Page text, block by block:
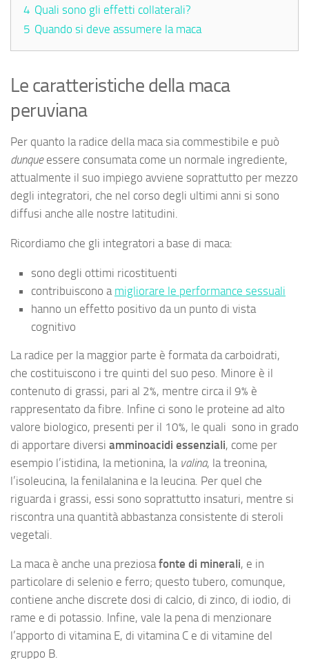
4 Quali sono gli effetti collaterali?
5 Quando si deve assumere la maca
Le caratteristiche della maca
peruviana
Per quanto la radice della maca sia commestibile e può
dunqueessere consumata come un normale ingrediente,
attualmente il suo impiego avviene soprattutto per mezzo
degli integratori, che nel corso degli ultimi anni si sono
diffusi anche alle nostre latitudini.
Ricordiamo che gli integratori a base di maca:
sono degli ottimi ricostituenti
contribuiscono a migliorare le performance sessuali
hanno un effetto positivo da un punto di vista
cognitivo
La radice per la maggior parte è formata da carboidrati,
che costituiscono i tre quinti del suo peso. Minore è il
contenuto di grassi, pari al 2%, mentre circa il 9% è
rappresentato da fibre. Infine ci sono le proteine ad alto
valore biologico, presenti per il 10%, le quali sono in grado
di apportare diversi amminoacidi essenziali, come per
esempio l’istidina, la metionina, la valina, la treonina,
l’isoleucina, la fenilalanina e la leucina. Per quel che
riguarda i grassi, essi sono soprattutto insaturi, mentre si
riscontra una quantità abbastanza consistente di steroli
vegetali.
La maca è anche una preziosafonte di minerali, e in
particolare di selenio e ferro; questo tubero, comunque,
contiene anche discrete dosi di calcio, di zinco, di iodio, di
rame e di potassio. Infine, vale la pena di menzionare
l’apporto di vitamina E, di vitamina C e di vitamine del
gruppo B.